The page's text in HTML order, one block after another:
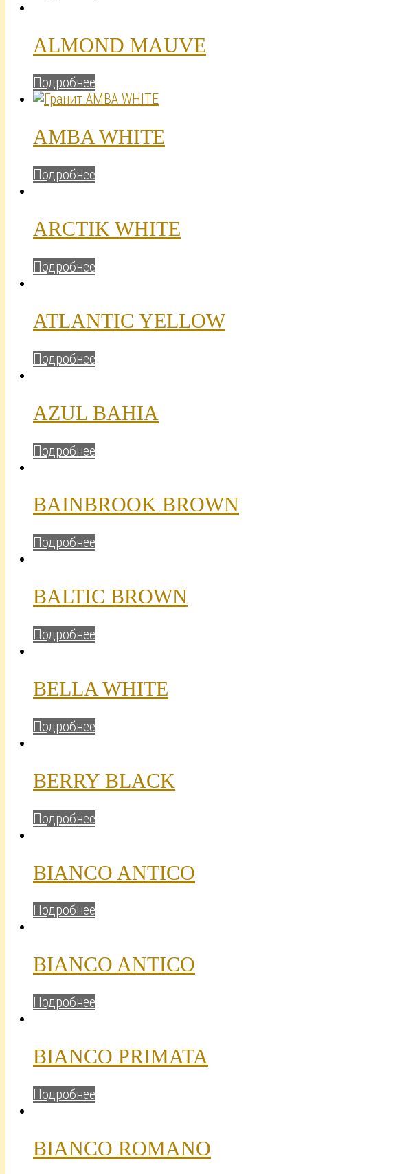
ALMOND MAUVE
Подробнее
AMBA WHITE
Подробнее
ARCTIK WHITE
Подробнее
ATLANTIC YELLOW
Подробнее
AZUL BAHIA
Подробнее
BAINBROOK BROWN
Подробнее
BALTIC BROWN
Подробнее
BELLA WHITE
Подробнее
BERRY BLACK
Подробнее
BIANCO ANTICO
Подробнее
BIANCO ANTICO
Подробнее
BIANCO PRIMATA
Подробнее
BIANCO ROMANO